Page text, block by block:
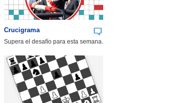
Crucigrama
Supera el desafío para esta semana.